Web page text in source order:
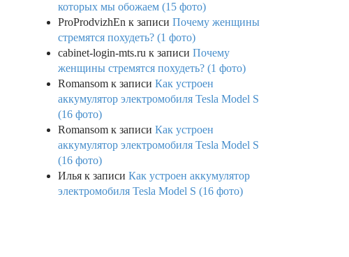
которых мы обожаем (15 фото)
ProProdvizhEn к записи Почему женщины
стремятся похудеть? (1 фото)
cabinet-login-mts.ru к записи Почему
женщины стремятся похудеть? (1 фото)
Romansom к записи Как устроен
аккумулятор электромобиля Tesla Model S
(16 фото)
Romansom к записи Как устроен
аккумулятор электромобиля Tesla Model S
(16 фото)
Илья к записи Как устроен аккумулятор
электромобиля Tesla Model S (16 фото)